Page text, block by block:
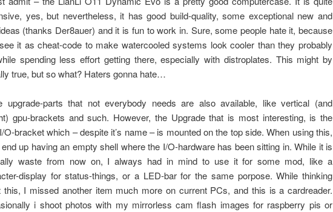
yes, but nevertheless, it has good build-quality, some exceptional new and
(thanks Der8auer) and it is fun to work in. Sure, some people hate it, because
it as cheat-code to make watercooled systems look cooler than they probably
spending less effort getting there, especially with distroplates. This might by
true, but so what? Haters gonna hate…
upgrade-parts that not everybody needs are also available, like vertical (and
gpu-brackets and such. However, the Upgrade that is most interesting, is the
O-bracket which – despite it’s name – is mounted on the top side. When using this,
end up having an empty shell where the I/O-hardware has been sitting in. While it is
waste from now on, I always had in mind to use it for some mod, like a
display for status-things, or a LED-bar for the same porpose. While thinking
this, I missed another item much more on current PCs, and this is a cardreader.
i shoot photos with my mirrorless cam flash images for raspberry pis or